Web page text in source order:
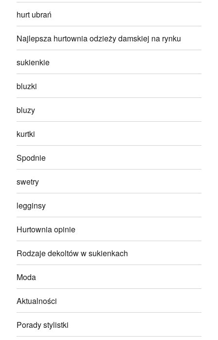
hurt ubrań
Najlepsza hurtownia odzieży damskiej na rynku
sukienkie
bluzki
bluzy
kurtki
Spodnie
swetry
legginsy
Hurtownia opinie
Rodzaje dekoltów w sukienkach
Moda
Aktualności
Porady stylistki